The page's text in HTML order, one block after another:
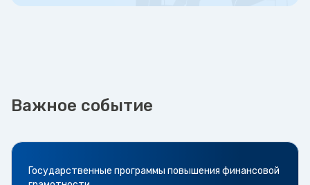
Важное событие
Государственные программы повышения финансовой